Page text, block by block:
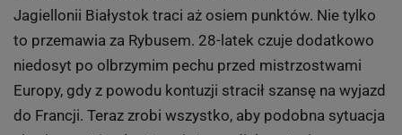
Jagiellonii Białystok traci aż osiem punktów. Nie tylko
to przemawia za Rybusem. 28-latek czuje dodatkowo
niedosyt po olbrzymim pechu przed mistrzostwami
Europy, gdy z powodu kontuzji stracił szansę na wyjazd
do Francji. Teraz zrobi wszystko, aby podobna sytuacja